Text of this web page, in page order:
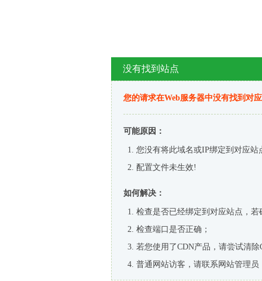
没有找到站点
您的请求在Web服务器中没有找到对
可能原因：
您没有将此域名或IP绑定到对应站
配置文件未生效!
如何解决：
检查是否已经绑定到对应站点，
检查端口是否正确；
若您使用了CDN产品，请尝试清除
普通网站访客，请联系网站管理员